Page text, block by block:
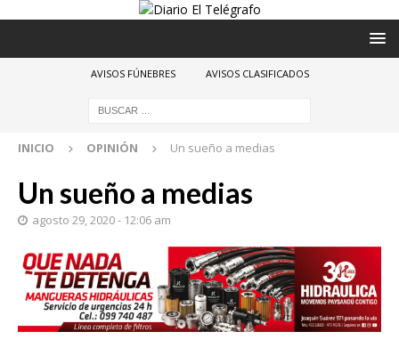
AVISOS FÚNEBRES AVISOS CLASIFICADOS
INICIO OPINIÓN Un sueño a medias
Un sueño a medias
agosto 29, 2020 - 12:06 am